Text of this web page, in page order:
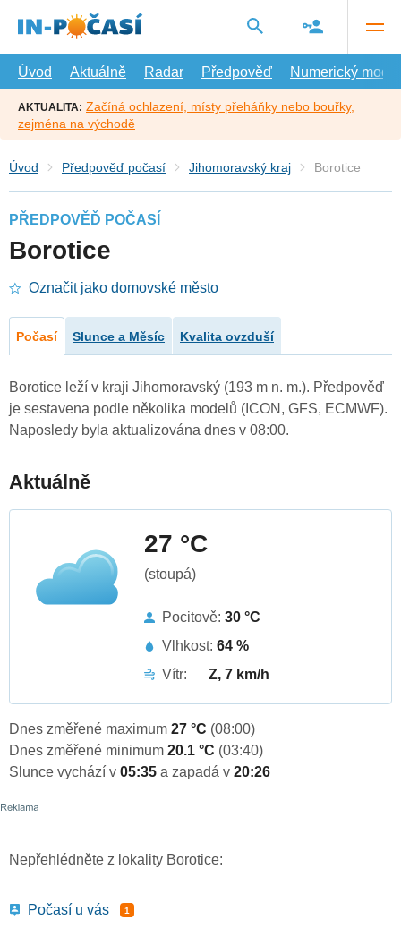
hlavní
Úvod
Aktuálně Radar Předpověď Numerický model
AKTUALITA: Začíná ochlazení, místy přeháňky nebo bouřky,
zejména na východě
Úvod Předpověď počasí Jihomoravský kraj Borotice
PŘEDPOVĚĎ POČASÍ
Borotice
Označit jako domovské město
Počasí Slunce a Měsíc Kvalita ovzduší
Borotice leží v kraji Jihomoravský (193 m n. m.). Předpověď
je sestavena podle několika modelů (ICON, GFS, ECMWF).
Naposledy byla aktualizována dnes v 08:00.
Aktuálně
27 °C
(stoupá)
Pocitově: 30 °C
Vlhkost: 64 %
Vítr:
Z, 7 km/h
Dnes změřené maximum 27 °C (08:00)
Dnes změřené minimum 20.1 °C (03:40)
Slunce vychází v 05:35 a zapadá v 20:26
Nepřehlédněte z lokality Borotice:
Počasí u vás 1